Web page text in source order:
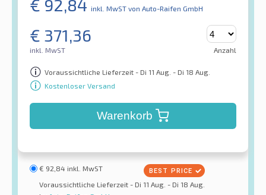
€ 92,84 inkl. MwST von Auto-Raifen GmbH
€ 371,36
inkl. MwST Anzahl
Voraussichtliche Lieferzeit - Di 11 Aug. - Di 18 Aug.
Kostenloser Versand
Warenkorb
€ 92,84 inkl. MwST
Voraussichtliche Lieferzeit - Di 11 Aug. - Di 18 Aug.